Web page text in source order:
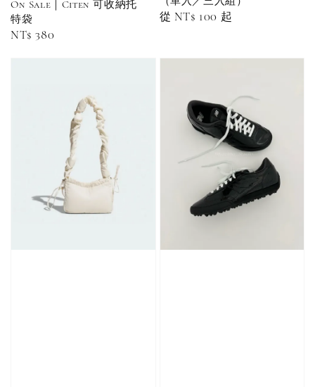
On Sale｜Citen 可收納托
特袋
Regular
NT$ 380
Regular
從 NT$ 100 起